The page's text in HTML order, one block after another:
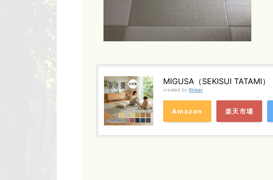
MIGUSA（SEKISUI TATAMI）
created by Rinker
Amazon 楽天市場